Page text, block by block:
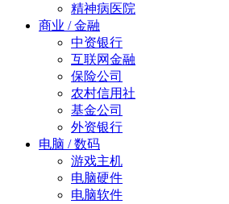
精神病医院
商业 / 金融
中资银行
互联网金融
保险公司
农村信用社
基金公司
外资银行
电脑 / 数码
游戏主机
电脑硬件
电脑软件